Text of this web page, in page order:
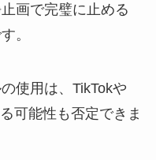
画で完璧に止める
。
使用は、TikTokや
可能性も否定できま